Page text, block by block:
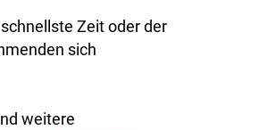
Zeit oder der
sich
weitere